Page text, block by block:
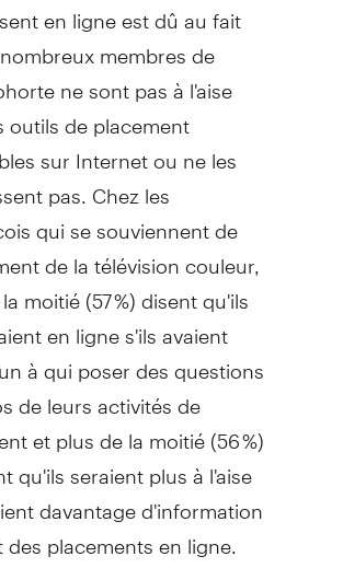
en ligne est dû au fait
membres de
ne sont pas à l'aise
outils de placement
sur Internet ou ne les
pas. Chez les
qui se souviennent de
de la télévision couleur,
moitié (57 %) disent qu'ils
en ligne s'ils avaient
à qui poser des questions
de leurs activités de
et plus de la moitié (56 %)
qu'ils seraient plus à l'aise
davantage d'information
placements en ligne.